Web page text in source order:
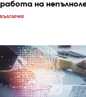
работа на
БЪЛГАРИЯ